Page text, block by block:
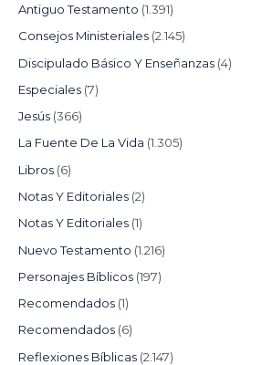
Antiguo Testamento (1.391)
Consejos Ministeriales (2.145)
Discipulado Básico Y Enseñanzas (4)
Especiales (7)
Jesús (366)
La Fuente De La Vida (1.305)
Libros (6)
Notas Y Editoriales (2)
Notas Y Editoriales (1)
Nuevo Testamento (1.216)
Personajes Bíblicos (197)
Recomendados (1)
Recomendados (6)
Reflexiones Bíblicas (2.147)